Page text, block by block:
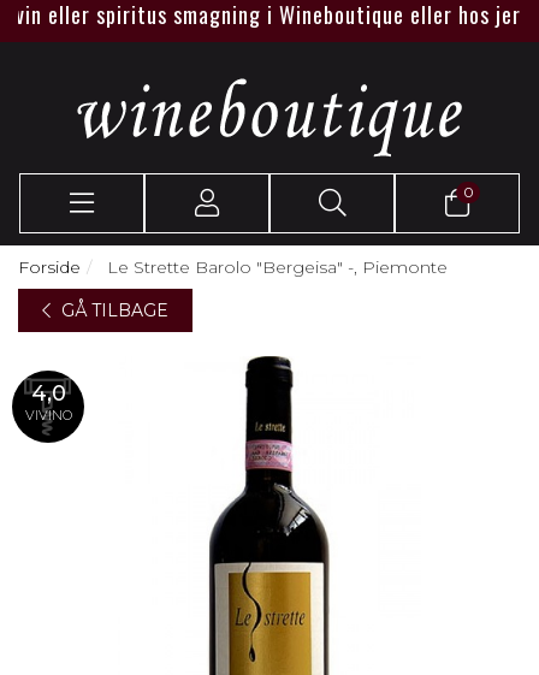
spiritus smagning i Wineboutique eller hos jer.
0
Forside
Le Strette Barolo "Bergeisa" -, Piemonte
GÅ TILBAGE
4,0
VIVINO